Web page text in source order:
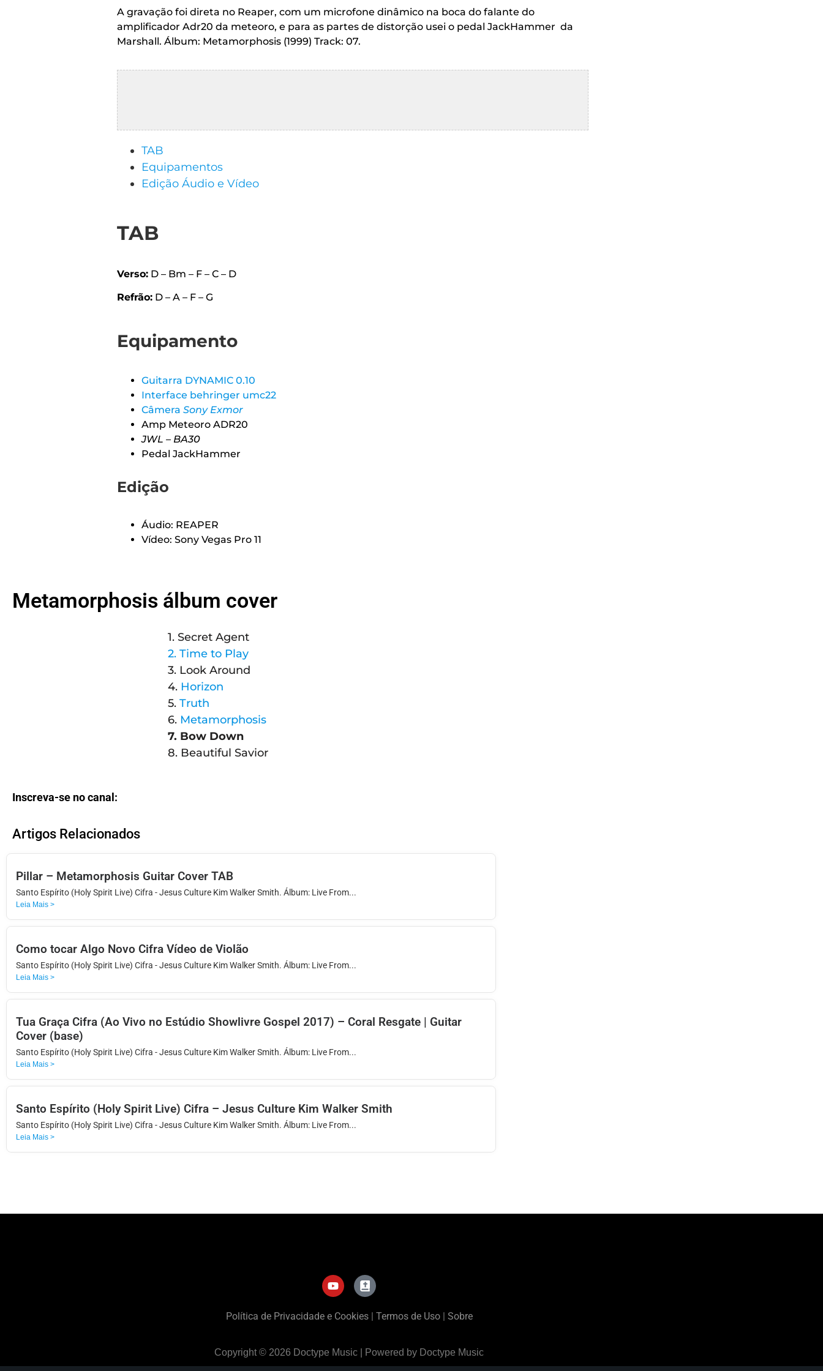
A gravação foi direta no Reaper, com um microfone dinâmico na boca do falante do
amplificador Adr20 da meteoro, e para as partes de distorção usei o pedal JackHammer da
Marshall. Álbum: Metamorphosis (1999) Track: 07.
TAB
Equipamentos
Edição Áudio e Vídeo
TAB
Verso: D – Bm – F – C – D
Refrão: D – A – F – G
Equipamento
Guitarra DYNAMIC 0.10
Interface behringer umc22
Câmera Sony Exmor
Amp Meteoro ADR20
JWL – BA30
Pedal JackHammer
Edição
Áudio: REAPER
Vídeo: Sony Vegas Pro 11
Metamorphosis álbum cover
1. Secret Agent
2. Time to Play
3. Look Around
4. Horizon
5. Truth
6. Metamorphosis
7. Bow Down
8. Beautiful Savior
Inscreva-se no canal:
Artigos Relacionados
Pillar – Metamorphosis Guitar Cover TAB
Santo Espírito (Holy Spirit Live) Cifra - Jesus Culture Kim Walker Smith. Álbum: Live From...
Leia Mais >
Como tocar Algo Novo Cifra Vídeo de Violão
Santo Espírito (Holy Spirit Live) Cifra - Jesus Culture Kim Walker Smith. Álbum: Live From...
Leia Mais >
Tua Graça Cifra (Ao Vivo no Estúdio Showlivre Gospel 2017) – Coral Resgate | Guitar
Cover (base)
Santo Espírito (Holy Spirit Live) Cifra - Jesus Culture Kim Walker Smith. Álbum: Live From...
Leia Mais >
Santo Espírito (Holy Spirit Live) Cifra – Jesus Culture Kim Walker Smith
Santo Espírito (Holy Spirit Live) Cifra - Jesus Culture Kim Walker Smith. Álbum: Live From...
Leia Mais >
Política de Privacidade e Cookies| Termos de Uso| Sobre
Copyright © 2026 Doctype Music | Powered by Doctype Music